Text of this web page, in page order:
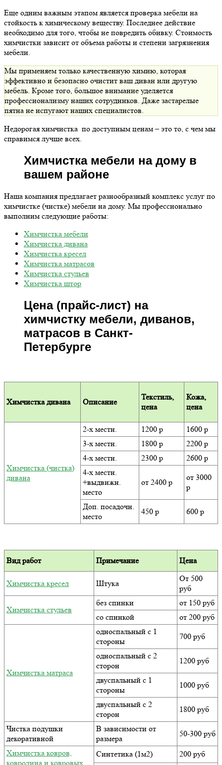
Еще одним важным этапом является проверка мебели на
стойкость к химическому веществу. Последнее действие
необходимо для того, чтобы не повредить обивку. Стоимость
химчистки зависит от объема работы и степени загрязнения
мебели.
Мы применяем только качественную химию, которая
эффективно и безопасно очистит ваш диван или другую
мебель. Кроме того, большое внимание уделяется
профессионализму наших сотрудников. Даже застарелые
пятна не испугают наших специалистов.
Недорогая химчистка по доступным ценам – это то, с чем мы
справимся лучше всех.
Химчистка мебели на дому в
вашем районе
Наша компания предлагает разнообразный комплекс услуг по
химчистке (чистке) мебели на дому. Мы профессионально
выполним следующие работы:
Химчистка мебели
Химчистка дивана
Химчистка кресел
Химчистка матрасов
Химчистка стульев
Химчистка штор
Цена (прайс-лист) на
химчистку мебели, диванов,
матрасов в Санкт-
Петербурге
Химчистка дивана Описание
Текстиль,
цена
Кожа,
цена
Химчистка (чистка)
дивана
2-х местн. 1200 р
1600 р
3-х местн.
1800 р
2200 р
4-х местн.
2300 р
2600 р
4-х местн.
+выдвижн.
место
от 2400 р
от 3000
р
Доп. посадочн.
место
450 р 600 р
Вид работ Примечание Цена
Химчистка кресел Штука
От 500
руб
Химчистка стульев
без спинки
от 150 руб
со спинкой
от 200 руб
Химчистка матраса
односпальный с 1
стороны
700 руб
односпальный с 2
сторон
1200 руб
двуспальный с 1
стороны
1000 руб
двуспальный с 2
сторон
1800 руб
Чистка подушки
декоративной
В зависимости от
размера
50-300 руб
Химчистка ковров,
ковролина и ковровых
Синтетика (1м2) 200 руб